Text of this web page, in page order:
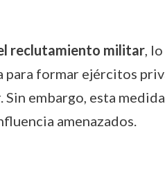
reclutamiento militar,
formar ejércitos
embargo, esta
amenazados.